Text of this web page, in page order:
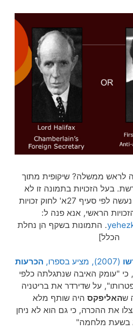
לראש ממשלה? שיקופית מתוך
בעל הזכויות בתמונה זו לא
אותר. לכן, השימוש נעשה לפי סעיף 27א' לחוק זכויות
הראשי, אנא פנה ל:
. התמונות בשקף הן נחלת
הכלל]
(2007), מציע בספרו,
הכרעות
"עומק האיבה שנתגלתה כלפי
על שדירדר את בריטניה
שהאליפקס היה שותף מלא
את ההכרה, כי גם הוא לא ניחן
בשעת מלחמה"